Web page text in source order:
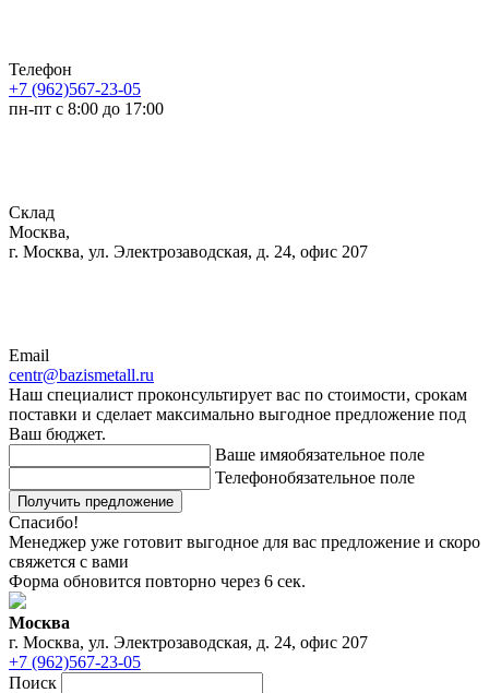
Телефон
+7 (962)567-23-05
пн-пт с 8:00 до 17:00
Склад
Москва,
г. Москва, ул. Электрозаводская, д. 24, офис 207
Email
centr@bazismetall.ru
Наш специалист проконсультирует вас по стоимости, срокам
поставки и сделает максимально выгодное предложение под
Ваш бюджет.
Ваше имяобязательное поле
Телефонобязательное поле
Получить предложение
Спасибо!
Менеджер уже готовит выгодное для вас предложение и скоро
свяжется с вами
Форма обновится повторно через 6 сек.
Москва
г. Москва, ул. Электрозаводская, д. 24, офис 207
+7 (962)567-23-05
Поиск